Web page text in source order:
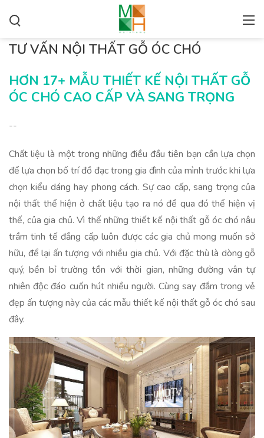
TƯ VẤN NỘI THẤT GỖ ÓC CHÓ
HƠN 17+ MẪU THIẾT KẾ NỘI THẤT GỖ
ÓC CHÓ CAO CẤP VÀ SANG TRỌNG
--
Chất liệu là một trong những điều đầu tiên bạn cần lựa chọn
để lựa chọn bố trí đồ đạc trong gia đình của mình trước khi lựa
chọn kiểu dáng hay phong cách. Sự cao cấp, sang trọng của
nội thất thể hiện ở chất liệu tạo ra nó để qua đó thể hiện vị
thế, của gia chủ. Vì thế những thiết kế nội thất gỗ óc chó nâu
trầm tinh tế đẳng cấp luôn được các gia chủ mong muốn sở
hữu, để lại ấn tượng với nhiều gia chủ. Với đặc thù là dòng gỗ
quý, bền bỉ trường tồn với thời gian, những đường vân tự
nhiên độc đáo cuốn hút nhiều người. Cùng say đắm trong vẻ
đẹp ấn tượng này của các mẫu thiết kế nội thất gỗ óc chó sau
đây.